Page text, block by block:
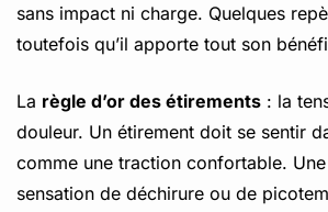
sans impact ni charge. Quelques
toutefois qu’il apporte tout son
La règle d’or des étirements : la
douleur. Un étirement doit se sentir
comme une traction confortable.
sensation de déchirure ou de